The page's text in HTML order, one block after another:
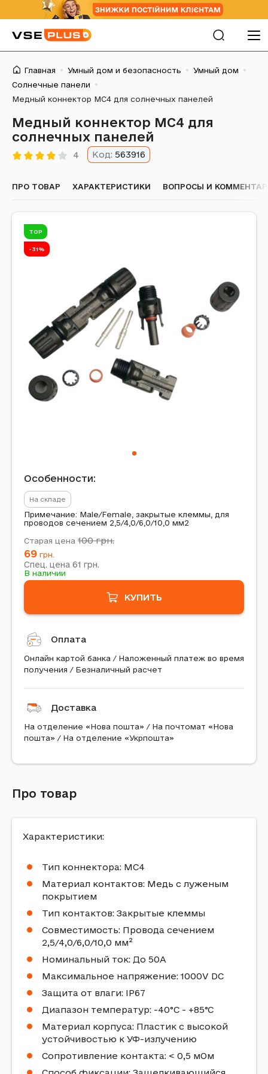
Главная Умный дом и безопасность
Умный дом
Солнечные панели
Медный коннектор MC4 для солнечных панелей
Медный коннектор MC4 для
солнечных панелей
4 Код: 563916
ПРО ТОВАР ХАРАКТЕРИСТИКИ ВОПРОСЫ И
TOP
-31%
Особенности:
На складе
Примечание: Male/Female, закрытые клеммы, для
проводов сечением 2,5/4,0/6,0/10,0 мм2
Старая цена 100грн.
69 грн.
Спец. цена 61 грн.
В наличии
КУПИТЬ
Оплата
Онлайн картой банка / Наложенный платеж во время
получения / Безналичный расчет
Доставка
На отделение «Нова пошта» / На почтомат «Нова
пошта» / На отделение «Укрпошта»
Про товар
Характеристики:
Тип коннектора: MC4
Материал контактов: Медь с луженым
покрытием
Тип контактов: Закрытые клеммы
Совместимость: Провода сечением
2,5/4,0/6,0/10,0 мм²
Номинальный ток: До 50А
Максимальное напряжение: 1000V DC
Защита от влаги: IP67
Диапазон температур: -40°C - +85°C
Материал корпуса: Пластик с высокой
устойчивостью к УФ-излучению
Сопротивление контакта: < 0,5 мОм